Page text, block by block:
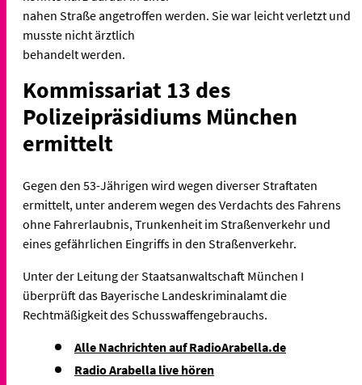
nahen Straße angetroffen werden. Sie war leicht verletzt und
musste nicht ärztlich
behandelt werden.
Kommissariat 13 des
Polizeipräsidiums München
ermittelt
Gegen den 53-Jährigen wird wegen diverser Straftaten
ermittelt, unter anderem wegen des Verdachts des Fahrens
ohne Fahrerlaubnis, Trunkenheit im Straßenverkehr und
eines gefährlichen Eingriffs in den Straßenverkehr.
Unter der Leitung der Staatsanwaltschaft München I
überprüft das Bayerische Landeskriminalamt die
Rechtmäßigkeit des Schusswaffengebrauchs.
Alle Nachrichten auf RadioArabella.de
Radio Arabella live hören